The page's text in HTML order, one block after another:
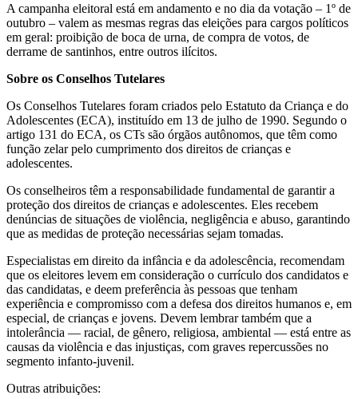
A campanha eleitoral está em andamento e no dia da votação – 1º de
outubro – valem as mesmas regras das eleições para cargos políticos
em geral: proibição de boca de urna, de compra de votos, de
derrame de santinhos, entre outros ilícitos.
Sobre os Conselhos Tutelares
Os Conselhos Tutelares foram criados pelo Estatuto da Criança e do
Adolescentes (ECA), instituído em 13 de julho de 1990. Segundo o
artigo 131 do ECA, os CTs são órgãos autônomos, que têm como
função zelar pelo cumprimento dos direitos de crianças e
adolescentes.
Os conselheiros têm a responsabilidade fundamental de garantir a
proteção dos direitos de crianças e adolescentes. Eles recebem
denúncias de situações de violência, negligência e abuso, garantindo
que as medidas de proteção necessárias sejam tomadas.
Especialistas em direito da infância e da adolescência, recomendam
que os eleitores levem em consideração o currículo dos candidatos e
das candidatas, e deem preferência às pessoas que tenham
experiência e compromisso com a defesa dos direitos humanos e, em
especial, de crianças e jovens. Devem lembrar também que a
intolerância — racial, de gênero, religiosa, ambiental — está entre as
causas da violência e das injustiças, com graves repercussões no
segmento infanto-juvenil.
Outras atribuições: